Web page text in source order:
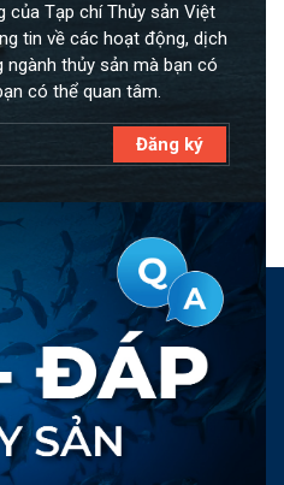
của Tạp chí Thủy sản Việt
tin về các hoạt động, dịch
thủy sản mà bạn có
có thể quan tâm.